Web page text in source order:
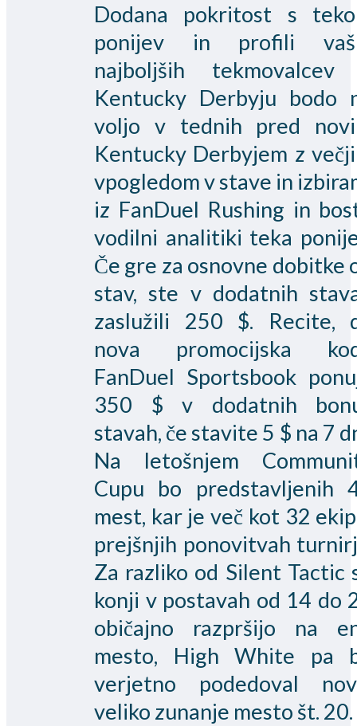
Dodana pokritost s
ponijev in profili
najboljših
Kentucky Derbyju bodo
voljo v tednih pred
Kentucky Derbyjem z
vpogledom v stave in
iz FanDuel Rushing in
vodilni analitiki teka
Če gre za osnovne dobitke
stav, ste v dodatnih
zaslužili 250 $. Recite,
nova promocijska
FanDuel Sportsbook
350 $ v dodatnih
stavah, če stavite 5 $ na 7
Na letošnjem
Cupu bo predstavljenih
mest, kar je več kot 32
prejšnjih ponovitvah
Za razliko od Silent Tactic
konji v postavah od 14 do
običajno razpršijo na
mesto, High White pa
verjetno podedoval
veliko zunanje mesto št. 20.